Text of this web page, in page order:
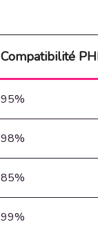
Compatibilité
95%
98%
85%
99%